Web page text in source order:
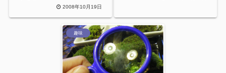
2008年10月19日
趣味